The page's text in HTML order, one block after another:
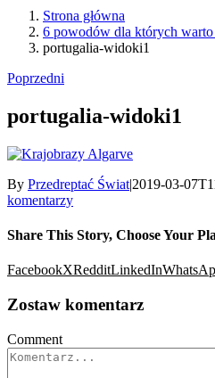
Strona główna
6 powodów dla których
portugalia-widoki1
Poprzedni
portugalia-widoki1
By Przedreptać Świat|2019-03-
komentarzy
Share This Story, Choose Your
FacebookXRedditLinkedIn
Zostaw komentarz
Comment